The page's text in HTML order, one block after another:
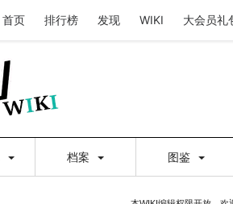
首页 排行榜 发现 WIKI 大会员礼
档案 图鉴